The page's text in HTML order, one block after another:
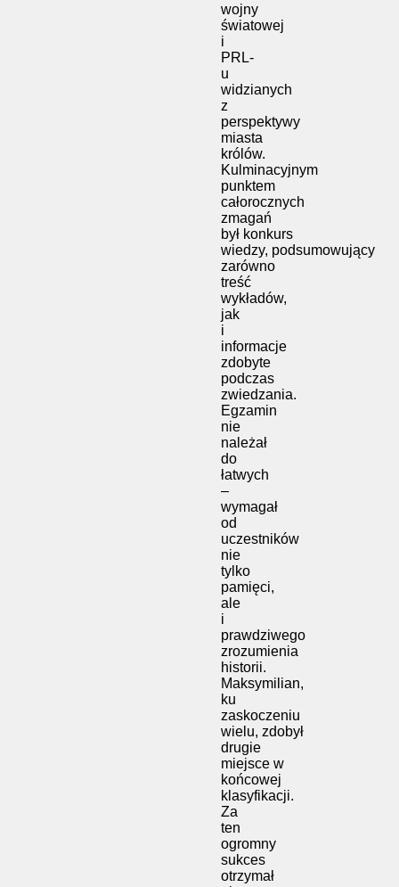
wojny
światowej
i
PRL-
u
widzianych
z
perspektywy
miasta
królów.
Kulminacyjnym
punktem
całorocznych
zmagań
był konkurs
wiedzy, podsumowujący
zarówno
treść
wykładów,
jak
i
informacje
zdobyte
podczas
zwiedzania.
Egzamin
nie
należał
do
łatwych
–
wymagał
od
uczestników
nie
tylko
pamięci,
ale
i
prawdziwego
zrozumienia
historii.
Maksymilian,
ku
zaskoczeniu
wielu, zdobył
drugie
miejsce w
końcowej
klasyfikacji.
Za
ten
ogromny
sukces
otrzymał